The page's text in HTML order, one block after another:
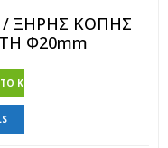
ΞΗΡΗΣ ΚΟΠΗΣ
Φ20mm
ΚΑΛΆΘΙ